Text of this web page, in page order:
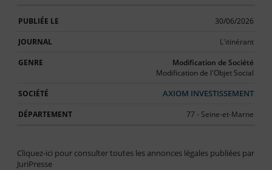
30/06/2026
L'itinérant
Modification de Société
Modification de l'Objet Social
AXIOM INVESTISSEMENT
77 - Seine-et-Marne
Cliquez-ici pour consulter toutes les annonces légales publiées par
JuriPresse